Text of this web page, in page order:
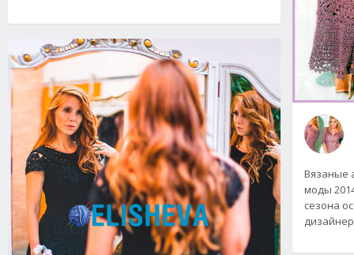
Вязаные
моды
сезона